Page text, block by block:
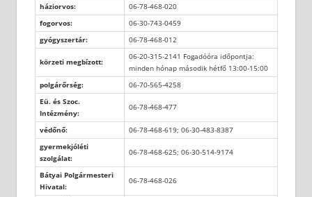
háziorvos:
06-78-468-020
fogorvos:
06-30-743-0459
gyógyszertár:
06-78-468-012
körzeti megbízott:
06-20-315-2141 Fogadóóra időpontja:
minden hónap második hétfő 13:00-15:00
polgárőrség:
06-70-565-4258
Eü. és Szoc.
Intézmény:
06-78-468-477
védőnő:
06-78-468-619; 06-30-483-8387
gyermekjóléti
szolgálat:
06-78-468-625; 06-30-514-9174
Bátyai Polgármesteri
Hivatal:
06-78-468-026